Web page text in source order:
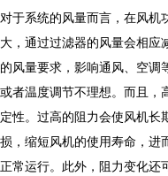
对于系统的风量而言，在风
大，通过过滤器的风量会相
的风量要求，影响通风、空
或者温度调节不理想。而且，
定性。过高的阻力会使风机
损，缩短风机的使用寿命，进
正常运行。此外，阻力变化还